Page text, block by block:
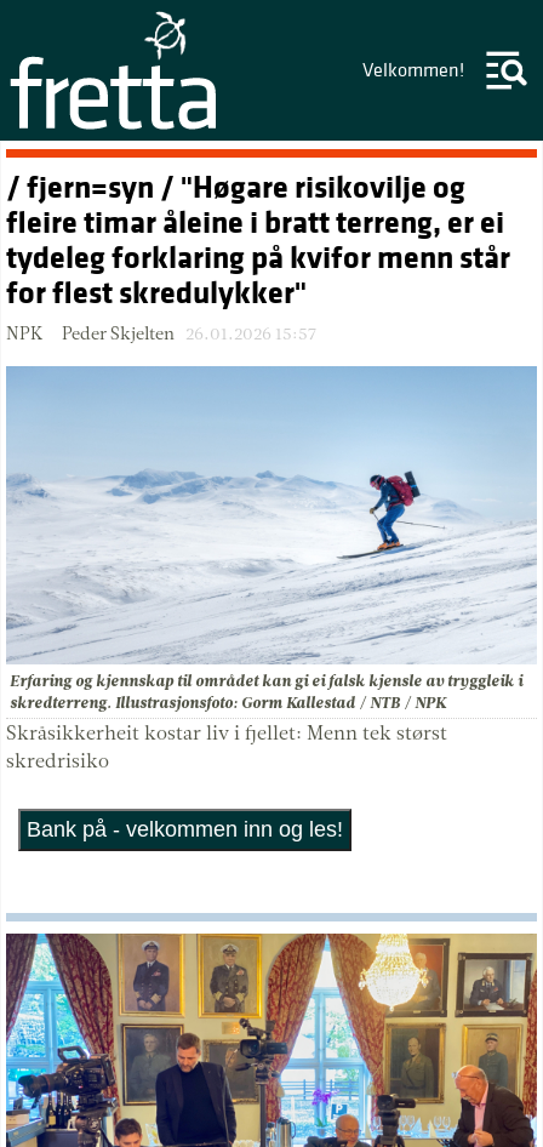
Velkommen!
/ fjern=syn / "Høgare risikovilje og
fleire timar åleine i bratt terreng, er ei
tydeleg forklaring på kvifor menn står
for flest skredulykker"
NPK – Peder Skjelten 26.01.2026 15:57
Erfaring og kjennskap til området kan gi ei falsk kjensle av tryggleik i
skredterreng. Illustrasjonsfoto: Gorm Kallestad / NTB / NPK
Skråsikkerheit kostar liv i fjellet: Menn tek størst
skredrisiko